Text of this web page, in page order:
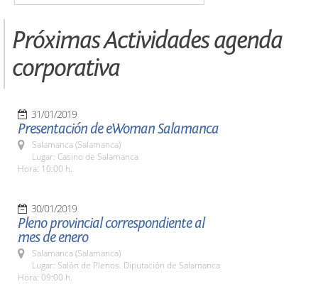
Próximas Actividades agenda
corporativa
31/01/2019
Presentación de eWoman Salamanca
Salamanca (Salamanca)
Lugar: Casino de Salamanca
Hora: 10:00 h.
30/01/2019
Pleno provincial correspondiente al
mes de enero
Salamanca (Salamanca)
Lugar: Salón de Plenos. Diputación de Salamanca
Hora: 09:00 h.